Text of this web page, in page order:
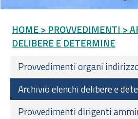
HOME > PROVVEDIMENTI >
DELIBERE E DETERMINE
Provvedimenti organi
Archivio elenchi delibere e
Provvedimenti dirigenti